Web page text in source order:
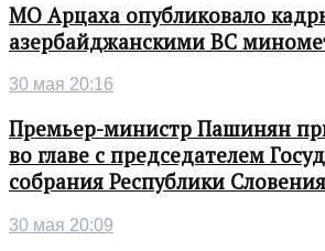
МО Арцаха опубликовало
азербайджанскими ВС
30 мая 20:16
Премьер-министр Пашинян
во главе с председателем
собрания Республики Словения
30 мая 20:09